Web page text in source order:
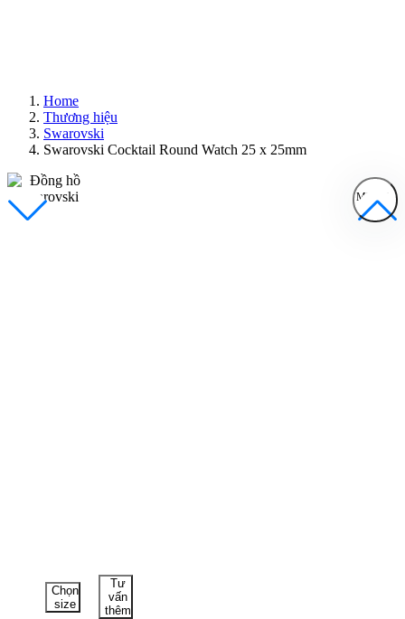
Home
Thương hiệu
Swarovski
Swarovski Cocktail Round Watch 25 x 25mm
MENU
Đồng Hồ Nam
Chọn
size
Tư
vấn
thêm